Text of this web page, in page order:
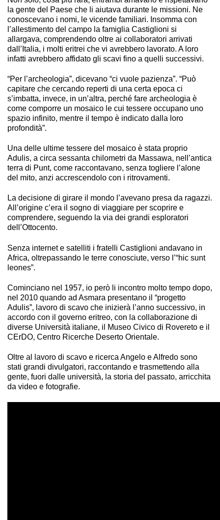
la gente del Paese che li aiutava durante le missioni. Ne
conoscevano i nomi, le vicende familiari. Insomma con
l’allestimento del campo la famiglia Castiglioni si
allargava, comprendendo oltre ai collaboratori arrivati
dall’Italia, i molti eritrei che vi avrebbero lavorato. A loro
infatti avrebbero affidato gli scavi fino a quelli successivi.
“Per l’archeologia”, dicevano “ci vuole pazienza”. “Può
capitare che cercando reperti di una certa epoca ci
s’imbatta, invece, in un’altra, perché fare archeologia è
come comporre un mosaico le cui tessere occupano uno
spazio infinito, mentre il tempo è indicato dalla loro
profondità”.
Una delle ultime tessere del mosaico è stata proprio
Adulis, a circa sessanta chilometri da Massawa, nell’antica
terra di Punt, come raccontavano, senza togliere l’alone
del mito, anzi accrescendolo con i ritrovamenti.
La decisione di girare il mondo l’avevano presa da ragazzi.
All’origine c’era il sogno di viaggiare per scoprire e
comprendere, seguendo la via dei grandi esploratori
dell’Ottocento.
Senza internet e satelliti i fratelli Castiglioni andavano in
Africa, oltrepassando le terre conosciute, verso l’“hic sunt
leones”.
Cominciano nel 1957, io però li incontro molto tempo dopo,
nel 2010 quando ad Asmara presentano il “progetto
Adulis”, lavoro di scavo che inizierà l’anno successivo, in
accordo con il governo eritreo, con la collaborazione di
diverse Università italiane, il Museo Civico di Rovereto e il
CErDO, Centro Ricerche Deserto Orientale.
Oltre al lavoro di scavo e ricerca Angelo e Alfredo sono
stati grandi divulgatori, raccontando e trasmettendo alla
gente, fuori dalle università, la storia del passato, arricchita
da video e fotografie.